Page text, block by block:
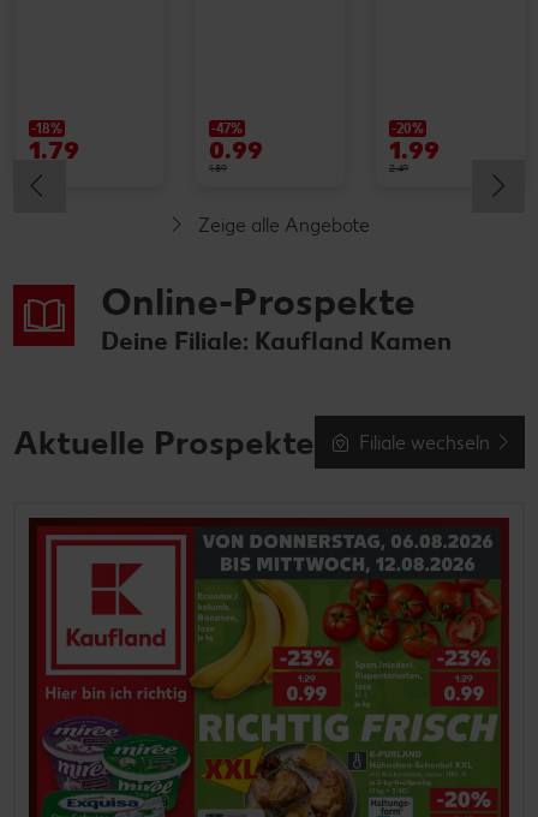
-18%
1.79
-47%
0.99
1.89
-20%
1.99
2.49
Zeige alle Angebote
Online-Prospekte
Deine Filiale: Kaufland Kamen
Aktuelle Prospekte Filiale wechseln